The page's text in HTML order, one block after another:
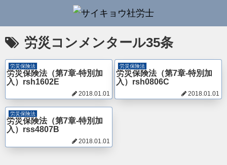
労災コンメンタール35条
労災保険法
労災保険法（第7章-特別加
入）rsh1602E
2018.01.01
労災保険法
労災保険法（第7章-特別加
入）rsh0806C
2018.01.01
労災保険法
労災保険法（第7章-特別加
入）rss4807B
2018.01.01